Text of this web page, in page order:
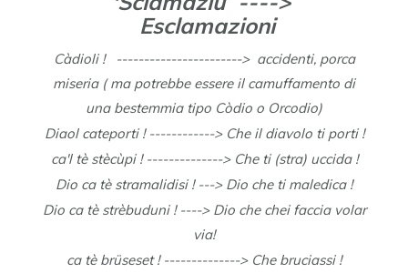
Esclamazioni
Càdioli ! -----------------------> accidenti, porca
miseria ( ma potrebbe essere il camuffamento di
una bestemmia tipo Còdio o Orcodio)
Diaol cateporti ! ------------> Che il diavolo ti porti !
ca'l tè stècùpi ! --------------> Che ti (stra) uccida !
Dio ca tè stramalidisi ! ---> Dio che ti maledica !
Dio ca tè strèbuduni ! ----> Dio che chei faccia volar
via!
ca tè brüseset ! --------------> Che bruciassi !